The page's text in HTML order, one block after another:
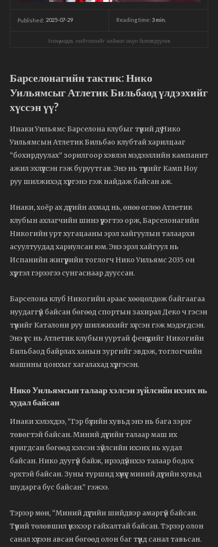
Published: 2025-07-29 Reading time: 3 min.
Энэхүү мэдээ, нийтлэлийг хиймэл оюун боловсруулав.
Барселонагийн тактик: Нико
Уильямсыг Атлетик Бильбаод үлдээхийг
хүссэн үү?
Инаки Уильямс Барселона клубыг түүний дүү Нико
Уильямсын Атлетик Бильбао клубтай харилцааг
“бохирдуулах” зорилгоор хэвлэл мэдээллийн кампанит
ажил эхлүүлсэн гэж буруутгав. Энэ нь түүнийг Камп Ноу
руу шилжихэд хүргэнэ гэж найдаж байсан аж.
Инаки, хоёр ах дүүгийн ахмад нь, өнөө өглөө Атлетик
клубын ахлагчийн шинэ үүрэгтээ орж, Барселонагийн
Никогийн урт хугацааны эрэл хайгуулын талаархи
асуултуудад хариулсан юм. Энэ эрэл хайгуул нь
Испанийн жигүүрийн тоглогч Нико Уильямс 2035 он
хүртэл гэрээгээ сунгаснаар дууссан.
Барселона клуб Никогийн араас хөөцөлдөж байгаагаа
нуудаггүй байсан бөгөөд спортын захирал Деко ч гэсэн
түүнийг Каталони руу шилжихийг хүссэн гэж мэдэгдсэн.
Энэ үгс нь Атлетик клубын ууртай фенүүдийг Никогийн
Бильбаод байрлах ханын зургийг эвдэж, тоглогчийн
машины цонхыг хагалахад хүргэсэн.
Нико Уильямсын талаар хэлсэн зүйлсийн ихэнх нь
худал байсан
Инаки хэлэхдээ, “Гэр бүлийн хувьд энэ нь бага зэрэг
төвөгтэй байсан. Миний дүүгийн талаар маш их
яригдсан бөгөөд хэлсэн зүйлсийн ихэнх нь худал
байсан. Нико дуугүй байж, ирээдүйнхээ талаар бодох
эрхтэй байсан. Зуны туршид хүмүүс миний дүүгийн хувьд
шударга бус байсан.” гэжээ.
Тэрээр мөн, “Миний дүүгийн шийдвэр амаргүй байсан.
Түүний төлөвшил үнэхээр гайхалтай байсан. Тэрээр олон
санал хүлээн авсан бөгөөд олон баг түүнд санал тавьсан.